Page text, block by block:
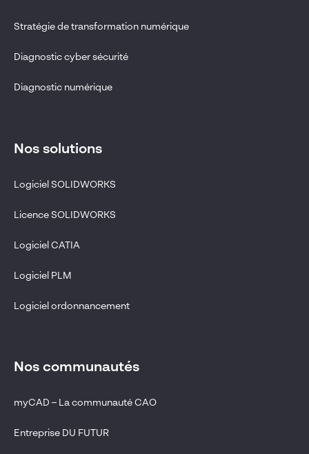
Stratégie de transformation numérique
Diagnostic cyber sécurité
Diagnostic numérique
Nos solutions
Logiciel SOLIDWORKS
Licence SOLIDWORKS
Logiciel CATIA
Logiciel PLM
Logiciel ordonnancement
Nos communautés
myCAD – La communauté CAO
Entreprise DU FUTUR